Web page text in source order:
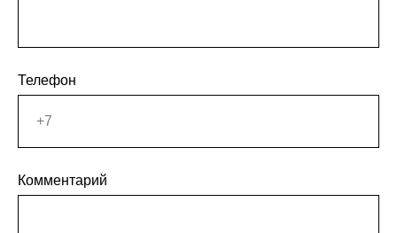
Телефон
Комментарий